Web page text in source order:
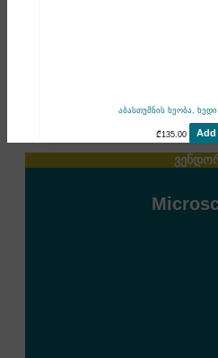
აბასთუმნის ხეობა,
₾135.00 Add